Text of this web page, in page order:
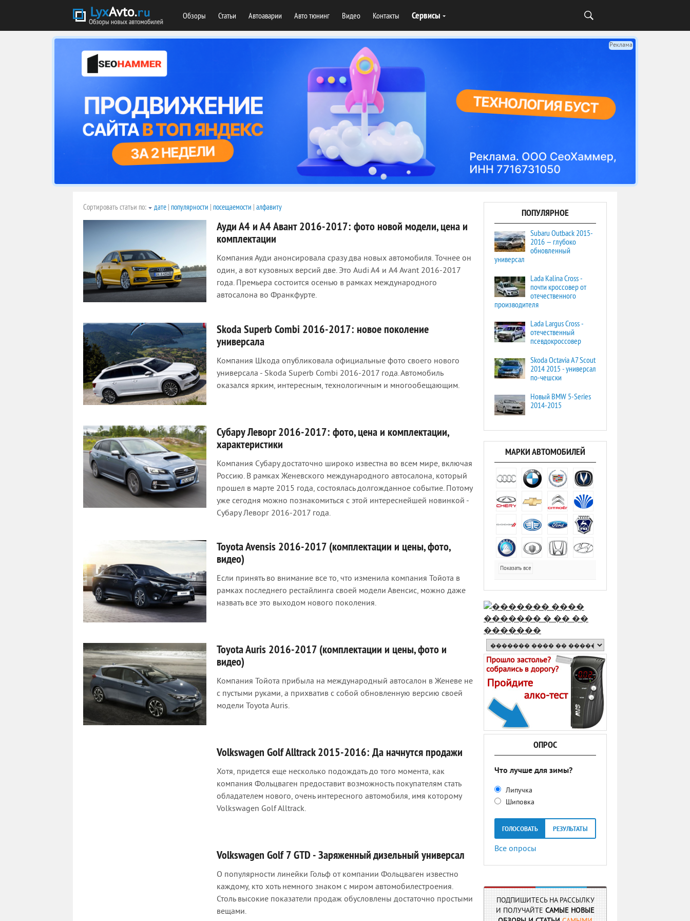
Обзоры Статьи Автоаварии Авто тюнинг Видео Контакты Сервисы
Реклама
Сортировать статьи по: дате | популярности | посещаемости | алфавиту
Ауди А4 и А4 Авант 2016-2017: фото новой модели, цена и
комплектации
Компания Ауди анонсировала сразу два новых автомобиля. Точнее он
один, а вот кузовных версий две. Это Audi A4 и A4 Avant 2016-2017
года. Премьера состоится осенью в рамках международного
автосалона во Франкфурте.
Skoda Superb Combi 2016-2017: новое поколение
универсала
Компания Шкода опубликовала официальные фото своего нового
универсала - Skoda Superb Combi 2016-2017 года. Автомобиль
оказался ярким, интересным, технологичным и многообещающим.
Субару Леворг 2016-2017: фото, цена и комплектации,
характеристики
Компания Субару достаточно широко известна во всем мире, включая
Россию. В рамках Женевского международного автосалона, который
прошел в марте 2015 года, состоялась долгожданное событие. Потому
уже сегодня можно познакомиться с этой интереснейшей новинкой -
Субару Леворг 2016-2017 года.
Toyota Avensis 2016-2017 (комплектации и цены, фото,
видео)
Если принять во внимание все то, что изменила компания Тойота в
рамках последнего рестайлинга своей модели Авенсис, можно даже
назвать все это выходом нового поколения.
Toyota Auris 2016-2017 (комплектации и цены, фото и
видео)
Компания Тойота прибыла на международный автосалон в Женеве не
с пустыми руками, а прихватив с собой обновленную версию своей
модели Toyota Auris.
Volkswagen Golf Alltrack 2015-2016: Да начнутся продажи
Хотя, придется еще несколько подождать до того момента, как
компания Фольцваген предоставит возможность покупателям стать
обладателем нового, очень интересного автомобиля, имя которому
Volkswagen Golf Alltrack.
Volkswagen Golf 7 GTD - Заряженный дизельный универсал
О популярности линейки Гольф от компании Фольцваген известно
каждому, кто хоть немного знаком с миром автомобилестроения.
Столь высокие показатели продаж обусловлены достаточно простыми
вещами.
ПОПУЛЯРНОЕ
Subaru Outback 2015-
2016 — глубоко
обновленный
универсал
Lada Kalina Cross -
почти кроссовер от
отечественного
производителя
Lada Largus Cross -
отечественный
псевдокроссовер
Skoda Octavia A7 Scout
2014 2015 - универсал
по-чешски
Новый BMW 5-Series
2014-2015
МАРКИ АВТОМОБИЛЕЙ
Показать все
ОПРОС
Что лучше для зимы?
Липучка
Шиповка
ГОЛОСОВАТЬ РЕЗУЛЬТАТЫ
Все опросы
ПОДПИШИТЕСЬ НА РАССЫЛКУ
И ПОЛУЧАЙТЕ САМЫЕ НОВЫЕ